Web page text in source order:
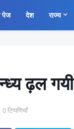
पेज देश राज्य
ढ़ल गयी
0 टिप्पणियाँ